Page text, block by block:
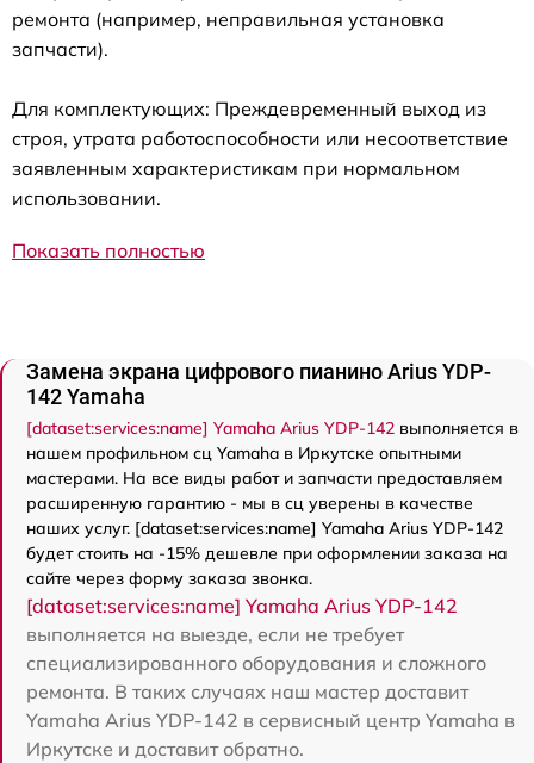
ремонта (например, неправильная установка
запчасти).
Для комплектующих: Преждевременный выход из
строя, утрата работоспособности или несоответствие
заявленным характеристикам при нормальном
использовании.
Показать полностью
Замена экрана цифрового пианино Arius YDP-
142 Yamaha
[dataset:services:name] Yamaha Arius YDP-142 выполняется в
нашем профильном сц Yamaha в Иркутске опытными
мастерами. На все виды работ и запчасти предоставляем
расширенную гарантию - мы в сц уверены в качестве
наших услуг. [dataset:services:name] Yamaha Arius YDP-142
будет стоить на -15% дешевле при оформлении заказа на
сайте через форму заказа звонка.
[dataset:services:name] Yamaha Arius YDP-142
выполняется на выезде, если не требует
специализированного оборудования и сложного
ремонта. В таких случаях наш мастер доставит
Yamaha Arius YDP-142 в сервисный центр Yamaha в
Иркутске и доставит обратно.